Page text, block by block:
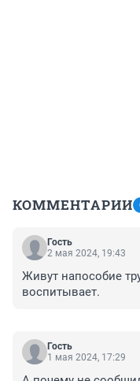
КОММЕНТАРИИ
Гость
2 мая 2024, 19:43
Живут напособие
воспитывает.
Гость
1 мая 2024, 17:29